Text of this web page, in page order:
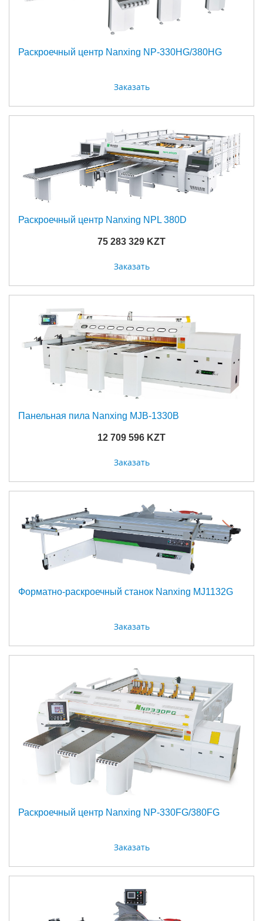
Раскроечный центр Nanxing NP-330HG/380HG
Заказать
Раскроечный центр Nanxing NPL 380D
75 283 329 KZT
Заказать
Панельная пила Nanxing MJB-1330B
12 709 596 KZT
Заказать
Форматно-раскроечный станок Nanxing MJ1132G
Заказать
Раскроечный центр Nanxing NP-330FG/380FG
Заказать